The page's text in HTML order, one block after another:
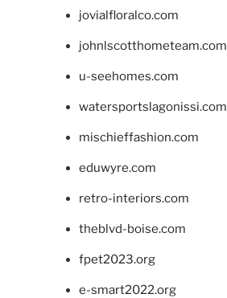
jovialfloralco.com
johnlscotthometeam.com
u-seehomes.com
watersportslagonissi.com
mischieffashion.com
eduwyre.com
retro-interiors.com
theblvd-boise.com
fpet2023.org
e-smart2022.org